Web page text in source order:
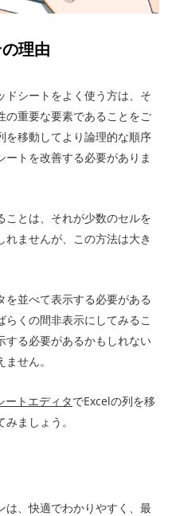
理由
ドシートをよく使う方は、そ
の重要な要素であることをご
を移動してより論理的な順序
トを改善する必要がありま
ことは、それが少数のセルを
ませんが、この方法は大き
を並べて表示する必要がある
くの間非表示にしてみるこ
する必要があるかもしれない
せん。
ートエディタでExcelの列を移
ましょう。
は、快適でわかりやすく、最